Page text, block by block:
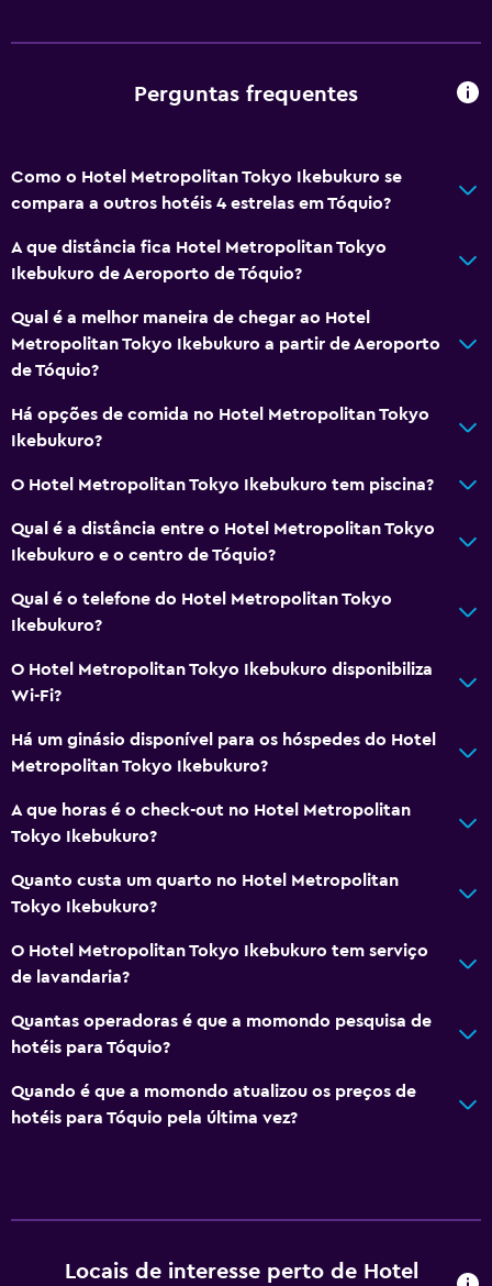
Centro de negócios
Câmbio
Instalações para reuniões/banquetes
Minimercado no local
Serviço de quarto
Acesso com cartão
Garrafa de água
Receção 24 horas
Restaurantes
Menu para dietas especiais (a pedido)
Bar/Lounge
Chaleira
As refeições podem ser entregues no quarto
Quartos para não-fumadores disponíveis
Elevador
WC com barras de apoio
Área para fumadores
Tatami (soalho tradicional japonês)
Perguntas frequentes
Como o Hotel Metropolitan Tokyo Ikebukuro se
compara a outros hotéis 4 estrelas em Tóquio?
A que distância fica Hotel Metropolitan Tokyo
Ikebukuro de Aeroporto de Tóquio?
Qual é a melhor maneira de chegar ao Hotel
Metropolitan Tokyo Ikebukuro a partir de Aeroporto
de Tóquio?
Há opções de comida no Hotel Metropolitan Tokyo
Ikebukuro?
O Hotel Metropolitan Tokyo Ikebukuro tem piscina?
Qual é a distância entre o Hotel Metropolitan Tokyo
Ikebukuro e o centro de Tóquio?
Qual é o telefone do Hotel Metropolitan Tokyo
Ikebukuro?
O Hotel Metropolitan Tokyo Ikebukuro disponibiliza
Wi-Fi?
Há um ginásio disponível para os hóspedes do Hotel
Metropolitan Tokyo Ikebukuro?
A que horas é o check-out no Hotel Metropolitan
Tokyo Ikebukuro?
Quanto custa um quarto no Hotel Metropolitan
Tokyo Ikebukuro?
O Hotel Metropolitan Tokyo Ikebukuro tem serviço
de lavandaria?
Quantas operadoras é que a momondo pesquisa de
hotéis para Tóquio?
Quando é que a momondo atualizou os preços de
hotéis para Tóquio pela última vez?
Locais de interesse perto de Hotel